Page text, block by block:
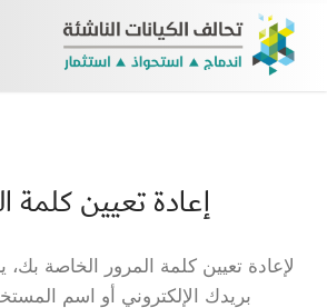
إعادة تعيين كلمة
لإعادة تعيين كلمة المرور الخاصة
بريدك الإلكتروني أو اسم